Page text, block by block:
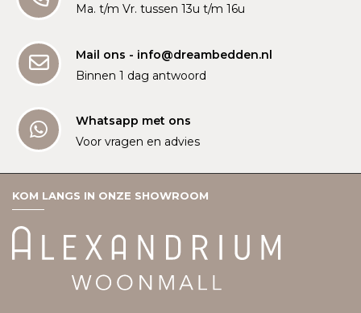
Ma. t/m Vr. tussen 13u t/m 16u
Mail ons - info@dreambedden.nl
Binnen 1 dag antwoord
Whatsapp met ons
Voor vragen en advies
KOM LANGS IN ONZE SHOWROOM